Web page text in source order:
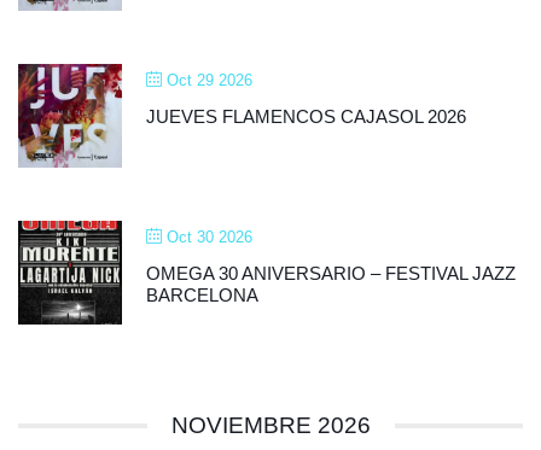
Oct 29 2026
JUEVES FLAMENCOS CAJASOL 2026
Oct 30 2026
OMEGA 30 ANIVERSARIO – FESTIVAL JAZZ
BARCELONA
NOVIEMBRE 2026